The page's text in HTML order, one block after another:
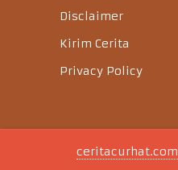
Disclaimer
Kirim Cerita
Privacy Policy
ceritacurhat.com